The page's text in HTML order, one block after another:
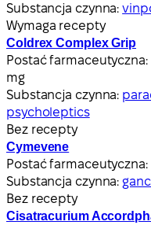
Substancja czynna:
Wymaga recepty
Coldrex Complex Grip
Postać farmaceutyczna:
mg
Substancja czynna:
psycholeptics
Bez recepty
Cymevene
Postać farmaceutyczna:
Substancja czynna:
Bez recepty
Cisatracurium